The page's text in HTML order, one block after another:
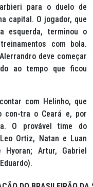
para o duelo de
capital. O jogador, que
esquerda, terminou o
com bola.
deve começar
ao tempo que ficou
com Helinho, que
con-tra o Ceará e, por
O provável time do
Ortiz, Natan e Luan
Hyoran; Artur, Gabriel